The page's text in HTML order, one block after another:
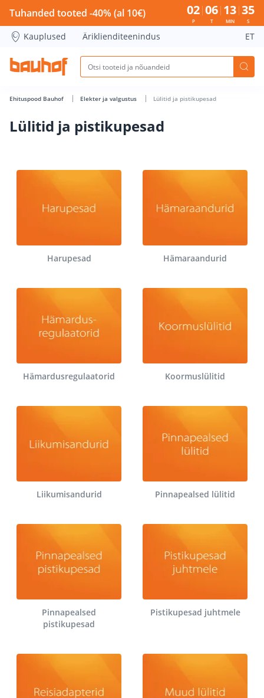
Lülitid ja pistikupesad - Bauhof has loaded
Tuhanded tooted -40% (al 10€) 02
P
06
T
13
MIN
34
S
Kauplused Äriklienditeenindus ET
Ehituspood Bauhof Elekter ja valgustus Lülitid ja pistikupesad
Lülitid ja pistikupesad
Harupesad Hämaraandurid
Hämardusregulaatorid Koormuslülitid
Liikumisandurid Pinnapealsed lülitid
Pinnapealsed
pistikupesad
Pistikupesad juhtmele